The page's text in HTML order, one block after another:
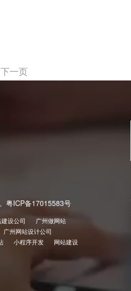
下一页
粤ICP备17015583号
设公司
广州做网站
广州网站设计公司
小程序开发
网站建设